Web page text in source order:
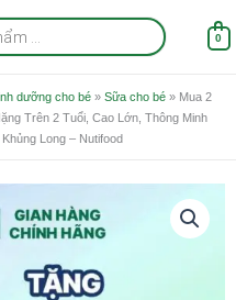
0
dưỡng cho bé » Sữa cho bé » Mua 2
Trên 2 Tuổi, Cao Lớn, Thông Minh
Long – Nutifood